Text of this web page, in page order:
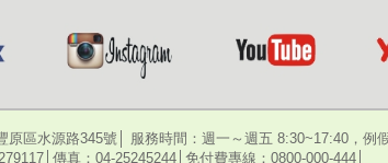
原區水源路345號│ 服務時間：週一～週五 8:30~17:40，例
傳真：04-25245244│免付費專線：0800-000-444│